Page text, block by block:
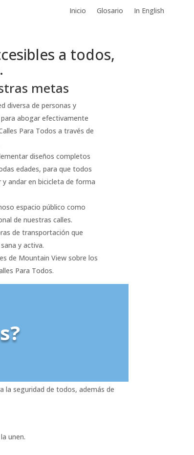
Inicio Glosario In English
a todos,
metas
diversa de personas y
abogar efectivamente
Para Todos a través de
diseños completos
edades, para que todos
y andar en bicicleta de forma
espacio público como
de nuestras calles.
de transportación que
y activa.
de Mountain View sobre los
Para Todos.
la seguridad de todos, además de
unen.